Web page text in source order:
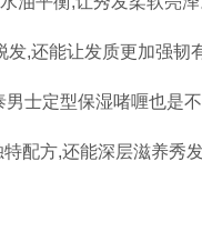
,还能让发质更加强韧
士定型保湿啫喱也是
配方,还能深层滋养秀